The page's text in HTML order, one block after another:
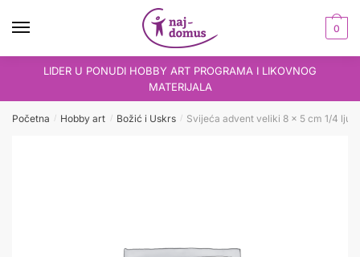
0
LIDER U PONUDI HOBBY ART PROGRAMA I LIKOVNOG
MATERIJALA
Početna / Hobby art / Božić i Uskrs / Svijeća advent veliki 8 x 5 cm 1/4